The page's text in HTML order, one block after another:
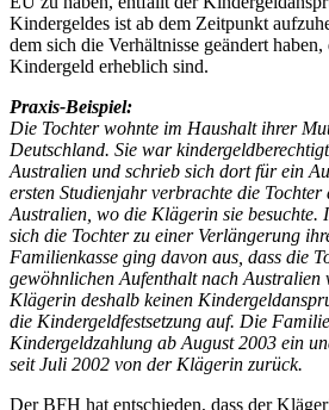
Kindergeldes ist ab dem Zeitpunkt
dem sich die Verhältnisse geändert
Kindergeld erheblich sind.
Praxis-Beispiel:
Die Tochter wohnte im Haushalt ihrer
Deutschland. Sie war
Australien und schrieb sich dort für ein
ersten Studienjahr verbrachte die
Australien, wo die Klägerin sie besuchte.
sich die Tochter zu einer Verlängerung
Familienkasse ging davon aus, dass die
gewöhnlichen Aufenthalt nach Australien
Klägerin deshalb keinen
die Kindergeldfestsetzung auf. Die
Kindergeldzahlung ab August 2003 ein
seit Juli 2002 von der Klägerin zurück.
Der BFH hat entschieden, dass der